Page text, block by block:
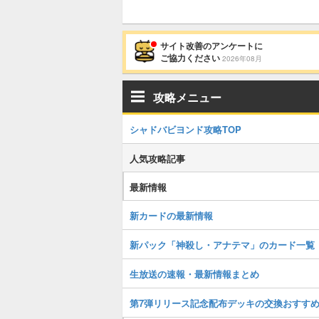
サイト改善のアンケートに
ご協力ください 2026年08月
攻略メニュー
シャドバビヨンド攻略TOP
人気攻略記事
最新情報
新カードの最新情報
新パック「神殺し・アナテマ」のカード一覧
生放送の速報・最新情報まとめ
第7弾リリース記念配布デッキの交換おすすめ